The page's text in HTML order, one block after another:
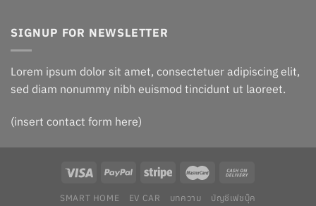
SIGNUP FOR NEWSLETTER
Lorem ipsum dolor sit amet, consectetuer adipiscing elit,
sed diam nonummy nibh euismod tincidunt ut laoreet.
(insert contact form here)
SMART HOME EV CAR บทความ บัญชีเฟชบุ๊ค